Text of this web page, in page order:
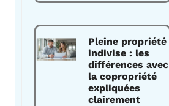
Pleine propriété
indivise : les
différences avec
la copropriété
expliquées
clairement